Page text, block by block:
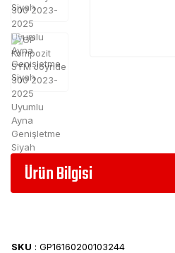
Ürün Bilgisi
SKU : GP16160200103244